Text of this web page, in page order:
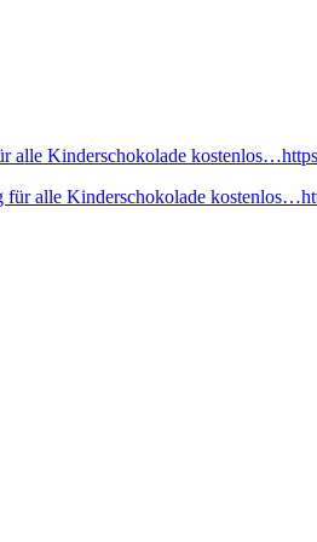
alle Kinderschokolade
für alle Kinderschokolade